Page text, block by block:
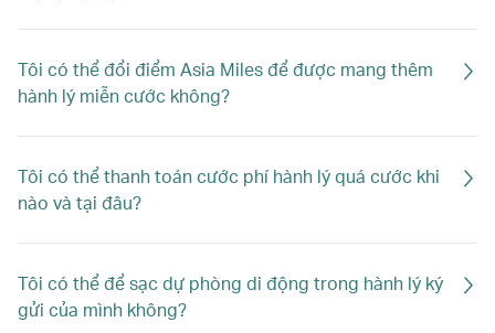
Tôi có thể đổi điểm Asia Miles để được mang thêm
hành lý miễn cước không?
Tôi có thể thanh toán cước phí hành lý quá cước khi
nào và tại đâu?
Tôi có thể để sạc dự phòng di động trong hành lý ký
gửi của mình không?